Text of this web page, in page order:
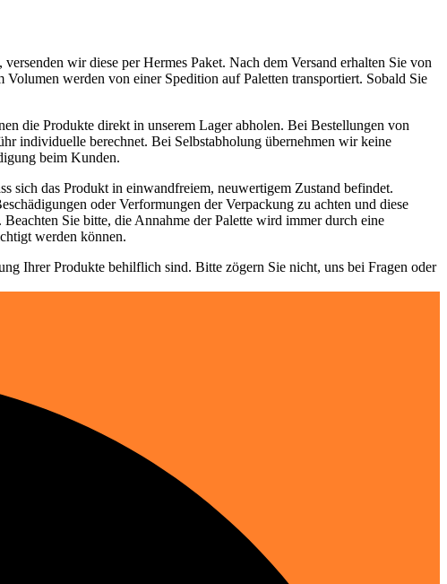
wir diese per Hermes Paket. Nach dem Versand erhalten Sie von
werden von einer Spedition auf Paletten transportiert. Sobald Sie
die Produkte direkt in unserem Lager abholen. Bei Bestellungen von
individuelle berechnet. Bei Selbstabholung übernehmen wir keine
beim Kunden.
sich das Produkt in einwandfreiem, neuwertigem Zustand befindet.
oder Verformungen der Verpackung zu achten und diese
Sie bitte, die Annahme der Palette wird immer durch eine
werden können.
Ihrer Produkte behilflich sind. Bitte zögern Sie nicht, uns bei Fragen oder